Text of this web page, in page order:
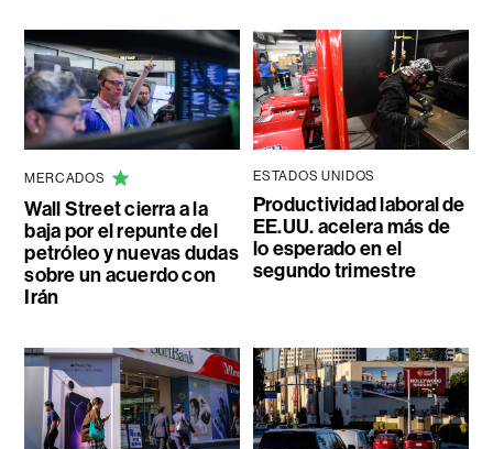
MERCADOS
Wall Street cierra a la
baja por el repunte del
petróleo y nuevas dudas
sobre un acuerdo con
Irán
ESTADOS UNIDOS
Productividad laboral de
EE.UU. acelera más de
lo esperado en el
segundo trimestre